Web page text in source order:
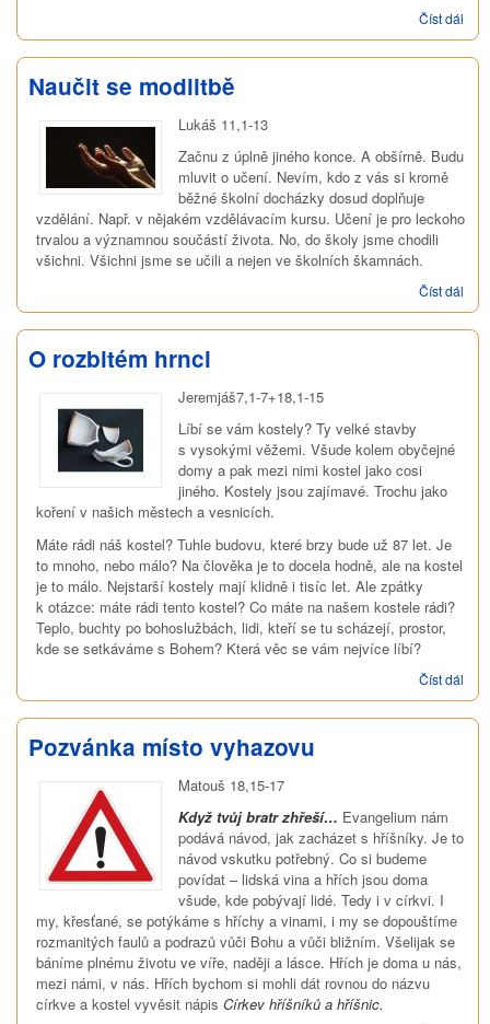
Číst dál
Naučit se modlitbě
Lukáš 11,1-13
Začnu z úplně jiného konce. A obšírně. Budu
mluvit o učení. Nevím, kdo z vás si kromě
běžné školní docházky dosud doplňuje
vzdělání. Např. v nějakém vzdělávacím kursu. Učení je pro leckoho
trvalou a významnou součástí života. No, do školy jsme chodili
všichni. Všichni jsme se učili a nejen ve školních škamnách.
Číst dál
se
O rozbitém hrnci
Jeremjáš7,1-7+18,1-15
Líbí se vám kostely? Ty velké stavby
s vysokými věžemi. Všude kolem obyčejné
domy a pak mezi nimi kostel jako cosi
jiného. Kostely jsou zajímavé. Trochu jako
koření v našich městech a vesnicích.
Máte rádi náš kostel? Tuhle budovu, které brzy bude už 87 let. Je
to mnoho, nebo málo? Na člověka je to docela hodně, ale na kostel
je to málo. Nejstarší kostely mají klidně i tisíc let. Ale zpátky
k otázce: máte rádi tento kostel? Co máte na našem kostele rádi?
Teplo, buchty po bohoslužbách, lidi, kteří se tu scházejí, prostor,
kde se setkáváme s Bohem? Která věc se vám nejvíce líbí?
Číst dál
Pozvánka místo vyhazovu
Matouš 18,15-17
Když tvůj bratr zhřeší… Evangelium nám
podává návod, jak zacházet s hříšníky. Je to
návod vskutku potřebný. Co si budeme
povídat – lidská vina a hřích jsou doma
všude, kde pobývají lidé. Tedy i v církvi. I
my, křesťané, se potýkáme s hříchy a vinami, i my se dopouštíme
rozmanitých faulů a podrazů vůči Bohu a vůči bližním. Všelijak se
báníme plnému životu ve víře, naději a lásce. Hřích je doma u nás,
mezi námi, v nás. Hřích bychom si mohli dát rovnou do názvu
církve a kostel vyvěsit nápis Církev hříšníků a hříšnic.